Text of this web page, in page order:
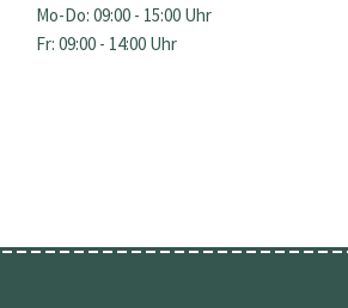
Mo-Do: 09:00 - 15:00 Uhr
Fr: 09:00 - 14:00 Uhr